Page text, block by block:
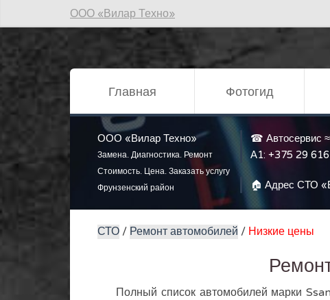
ООО «Вилар Техно»
Главная Фотогид
ООО «Вилар Техно»
Замена. Диагностика. Ремонт
Стоимость. Цена. Заказать услугу
Фрунзенский район
☎ Автосервис
А1: +375 29
🏠 Адрес СТО
СТО / Ремонт автомобилей / Низкие цены
Полный список автомобилей марки